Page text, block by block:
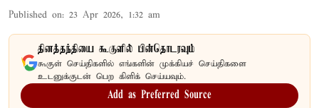
Published on: 23 Apr 2026, 1:32 am
தினத்தந்தியை கூகுளில் பின்தொடரவும்
கூகுள் செய்திகளில் எங்களின் முக்கியச் செய்திகளை
உடனுக்குடன் பெற கிளிக் செய்யவும்.
Add as Preferred Source